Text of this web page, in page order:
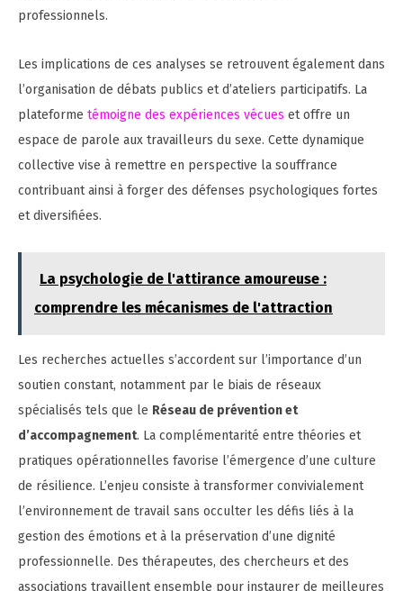
professionnels.
Les implications de ces analyses se retrouvent également dans
l’organisation de débats publics et d’ateliers participatifs. La
plateforme témoigne des expériences vécues et offre un
espace de parole aux travailleurs du sexe. Cette dynamique
collective vise à remettre en perspective la souffrance
contribuant ainsi à forger des défenses psychologiques fortes
et diversifiées.
La psychologie de l'attirance amoureuse :
comprendre les mécanismes de l'attraction
Les recherches actuelles s’accordent sur l’importance d’un
soutien constant, notamment par le biais de réseaux
spécialisés tels que le Réseau de prévention et
d’accompagnement. La complémentarité entre théories et
pratiques opérationnelles favorise l’émergence d’une culture
de résilience. L’enjeu consiste à transformer convivialement
l’environnement de travail sans occulter les défis liés à la
gestion des émotions et à la préservation d’une dignité
professionnelle. Des thérapeutes, des chercheurs et des
associations travaillent ensemble pour instaurer de meilleures